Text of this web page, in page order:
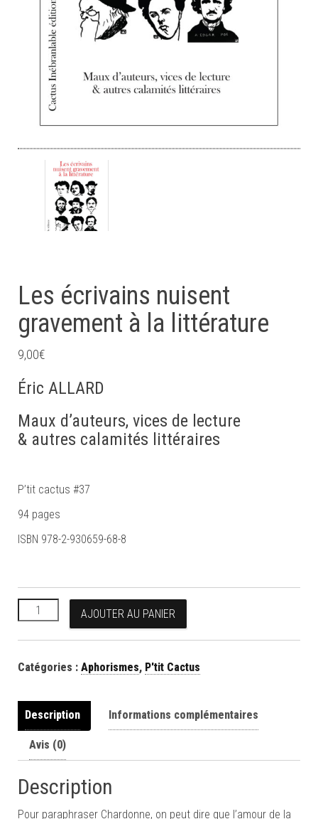
Les écrivains nuisent
gravement à la littérature
9,00€
Éric ALLARD
Maux d’auteurs, vices de lecture
& autres calamités littéraires
P’tit cactus #37
94 pages
ISBN 978-2-930659-68-8
quantité de Les écrivains nuisent gravement à la littérature
AJOUTER AU PANIER
Catégories : Aphorismes, P'tit Cactus
Description Informations complémentaires
Avis (0)
Description
Pour paraphraser Chardonne, on peut dire que l’amour de la